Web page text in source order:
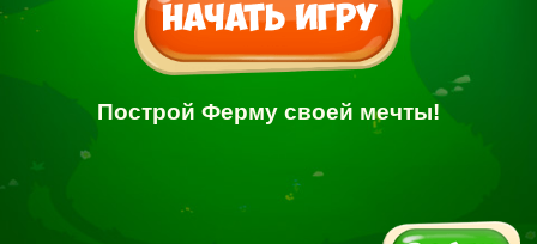
Построй Ферму своей мечты!